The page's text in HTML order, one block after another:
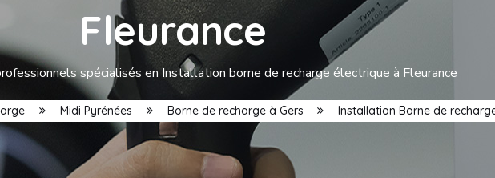
Fleurance
spécialisés en Installation borne de recharge électrique à Fleurance
Midi Pyrénées Borne de recharge à Gers Installation Borne de